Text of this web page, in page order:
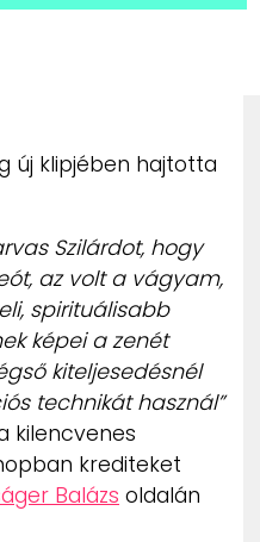
TÁJÉKOZTATÓ
új klipjében hajtotta
Szilárdot, hogy
az volt a vágyam,
spirituálisabb
képei a zenét
kiteljesedésnél
technikát használ”
kilencvenes
krediteket
Balázs oldalán